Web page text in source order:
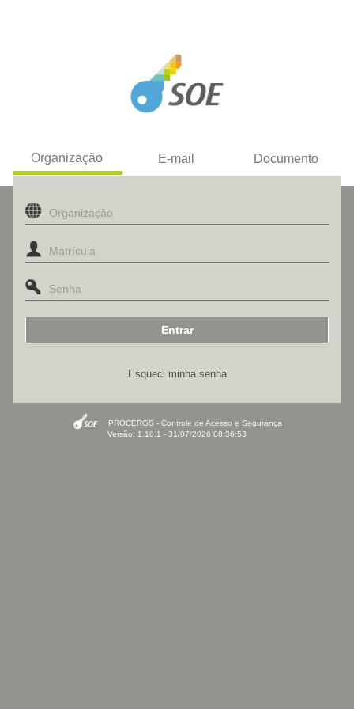
Organização E-mail Documento
Esqueci minha senha
PROCERGS - Controle de Acesso e Segurança
Versão: 1.10.1 - 31/07/2026 08:36:53